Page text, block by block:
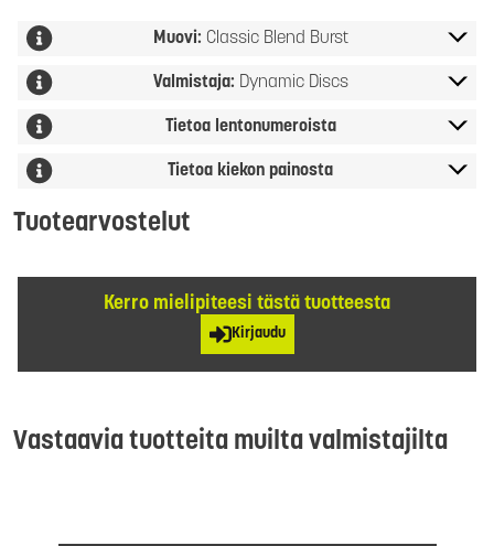
Muovi: Classic Blend Burst
Valmistaja: Dynamic Discs
Tietoa lentonumeroista
Tietoa kiekon painosta
Tuotearvostelut
Kerro mielipiteesi tästä tuotteesta
Kirjaudu
Vastaavia tuotteita muilta valmistajilta